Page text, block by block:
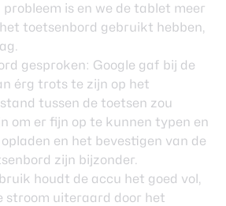
is en we de tablet meer
toetsenbord gebruikt hebben,
gesproken: Google gaf bij de
érg trots te zijn op het
tussen de toetsen zou
om er fijn op te kunnen typen en
en het bevestigen van de
zijn bijzonder.
houdt de accu het goed vol,
stroom uiteraard door het